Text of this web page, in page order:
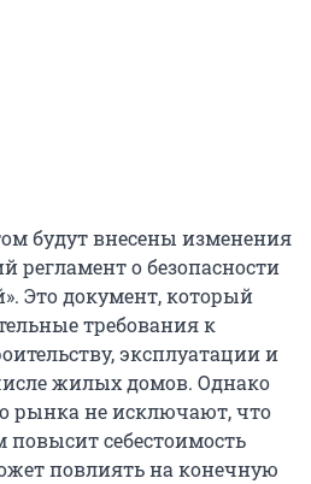
будут внесены изменения
регламент о безопасности
Это документ, который
требования к
эксплуатации и
жилых домов. Однако
рынка не исключают, что
себестоимость
повлиять на конечную